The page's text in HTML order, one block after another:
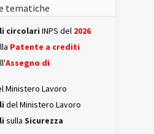
tematiche
circolari INPS del 2026
Patente a crediti
Assegno di
Ministero Lavoro
del Ministero Lavoro
sulla Sicurezza